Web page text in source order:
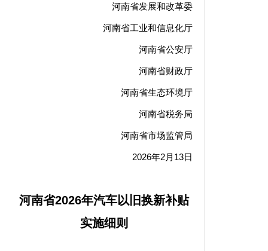
河南省发展和改革委
河南省工业和信息化厅
河南省公安厅
河南省财政厅
河南省生态环境厅
河南省税务局
河南省市场监管局
2026年2月13日
河南省2026年汽车以旧换新补贴
实施细则